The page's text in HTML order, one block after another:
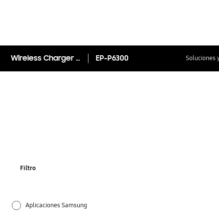
Wireless Charger Trio EP-P6300 Soluciones
Filtro
Aplicaciones Samsung